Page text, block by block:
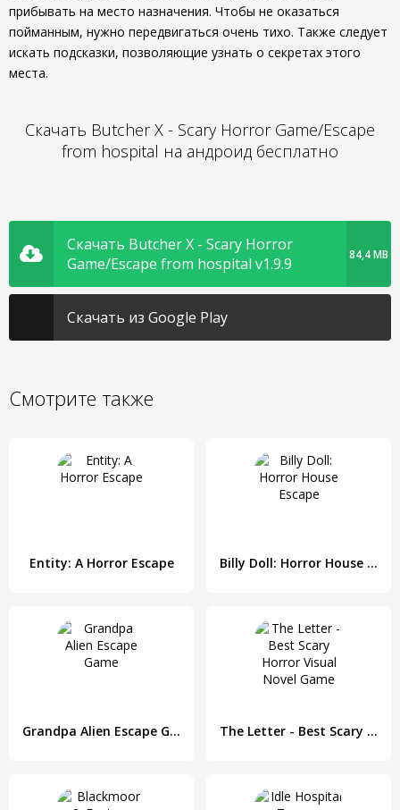
прибывать на место назначения. Чтобы не оказаться
пойманным, нужно передвигаться очень тихо. Также следует
искать подсказки, позволяющие узнать о секретах этого
места.
Скачать Butcher X - Scary Horror Game/Escape
from hospital на андроид бесплатно
Скачать Butcher X - Scary Horror
Game/Escape from hospital v1.9.9
84,4 MB
Скачать из Google Play
Смотрите также
Entity: A Horror Escape Billy Doll: Horror House Escape
Grandpa Alien Escape Game The Letter - Best Scary Horror Visual Novel Game